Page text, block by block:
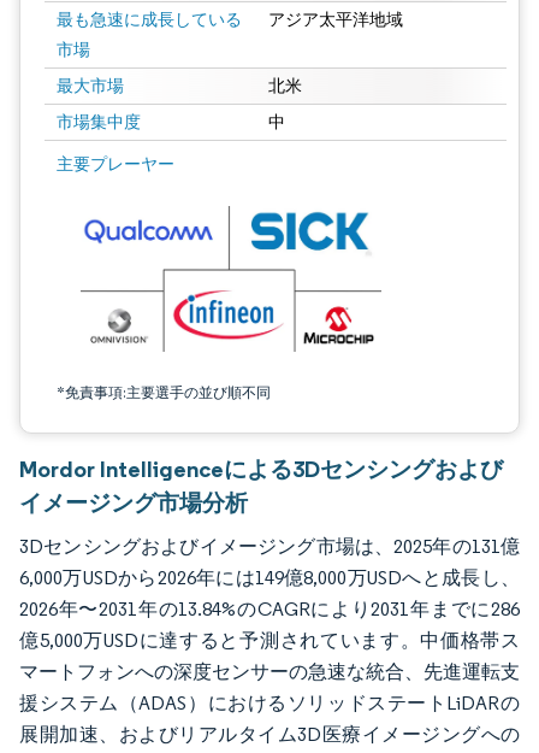
最も急速に成長している
市場
アジア太平洋地域
最大市場 北米
市場集中度 中
主要プレーヤー
*免責事項:主要選手の並び順不同
画像 © Mordor Intelligence。再利用にはCC BY 4.0の表示が必要です。
Mordor Intelligenceによる3Dセンシングおよび
イメージング市場分析
3Dセンシングおよびイメージング市場は、2025年の131億
6,000万USDから2026年には149億8,000万USDへと成長し、
2026年〜2031年の13.84%のCAGRにより2031年までに286
億5,000万USDに達すると予測されています。中価格帯ス
マートフォンへの深度センサーの急速な統合、先進運転支
援システム（ADAS）におけるソリッドステートLiDARの
展開加速、およびリアルタイム3D医療イメージングへの